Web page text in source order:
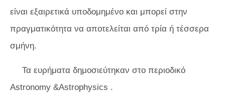
είναι εξαιρετικά υποδομημένο και μπορεί στην
πραγματικότητα να αποτελείται από τρία ή τέσσερα
σμήνη.
Τα ευρήματα δημοσιεύτηκαν στο περιοδικό
Astronomy &Astrophysics .